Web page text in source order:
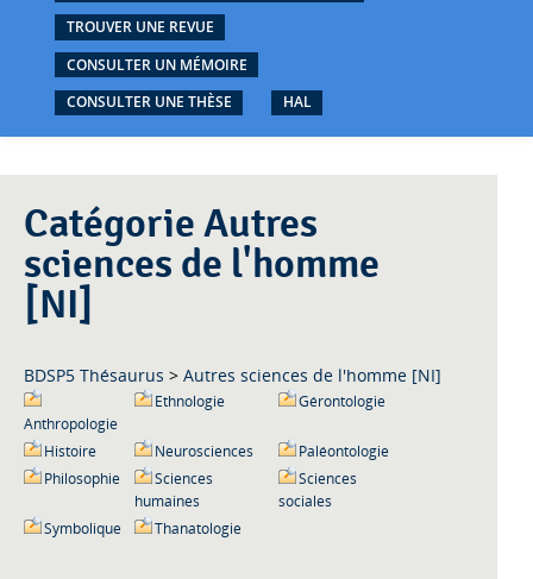
TROUVER UNE REVUE
CONSULTER UN MÉMOIRE
CONSULTER UNE THÈSE
HAL
Catégorie Autres
sciences de l'homme
[NI]
BDSP5 Thésaurus > Autres sciences de l'homme [NI]
Anthropologie
Ethnologie Gérontologie
Histoire Neurosciences
Paléontologie
Philosophie
Sciences
humaines
Sciences
sociales
Symbolique
Thanatologie